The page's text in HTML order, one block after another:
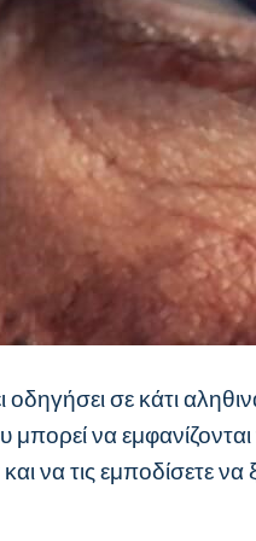
σε κάτι
μπορεί να
να τις εμποδίσετε